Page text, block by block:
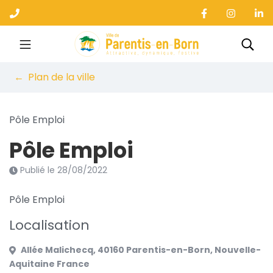
Aller
au
contenu
Ville de Parentis-en-
Plan de la ville
Pôle Emploi
Pôle Emploi
Publié le 28/08/2022
Pôle Emploi
Localisation
Allée Malichecq, 40160 Parentis-en-Born, Nouvelle-
Aquitaine France